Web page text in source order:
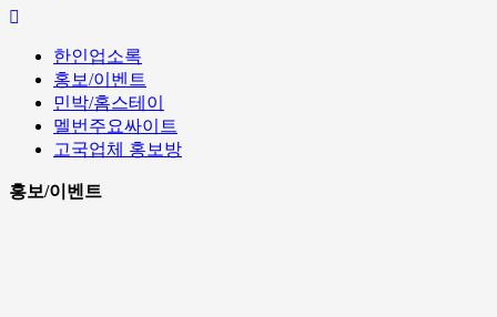
한인업소록
홍보/이벤트
민박/홈스테이
멜번주요싸이트
고국업체 홍보방
홍보/이벤트